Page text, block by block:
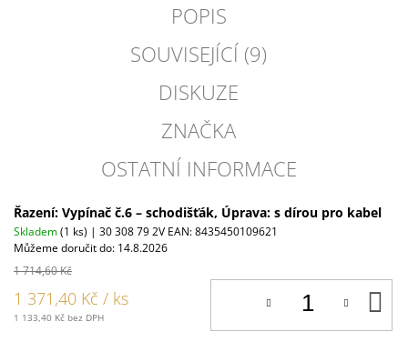
POPIS
SOUVISEJÍCÍ (9)
DISKUZE
ZNAČKA
OSTATNÍ INFORMACE
Řazení: Vypínač č.6 – schodišťák, Úprava: s dírou pro kabel
Skladem(1 ks) | 30 308 79 2V EAN:8435450109621
Můžeme doručit do: 14.8.2026
1 714,60 Kč
1 371,40 Kč / ks
1 133,40 Kč bez DPH